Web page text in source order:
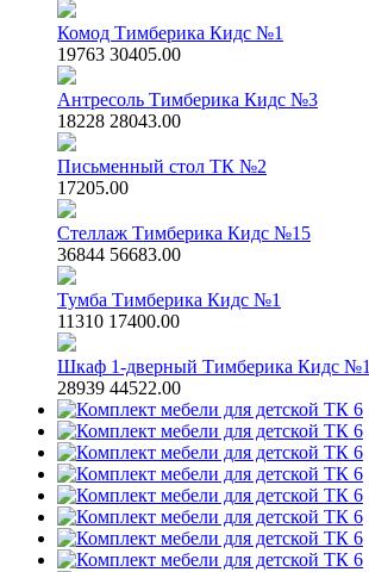
Комод Тимберика Кидс №1
19763 30405.00
Антресоль Тимберика Кидс №3
18228 28043.00
Письменный стол ТК №2
17205.00
Стеллаж Тимберика Кидс №15
36844 56683.00
Тумба Тимберика Кидс №1
11310 17400.00
Шкаф 1-дверный Тимберика Кидс №1
28939 44522.00